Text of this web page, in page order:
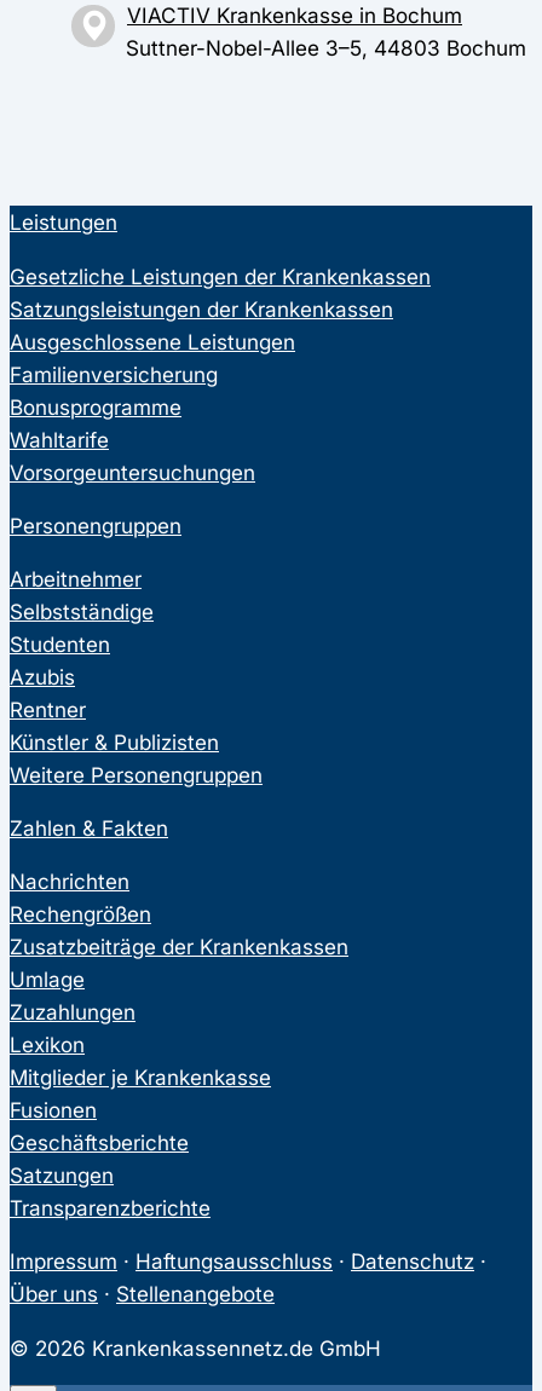
VIACTIV Krankenkasse in Bochum
Suttner-Nobel-Allee 3–5, 44803 Bochum
Leistungen
Gesetzliche Leistungen der Krankenkassen
Satzungsleistungen der Krankenkassen
Ausgeschlossene Leistungen
Familienversicherung
Bonusprogramme
Wahltarife
Vorsorgeuntersuchungen
Personengruppen
Arbeitnehmer
Selbstständige
Studenten
Azubis
Rentner
Künstler & Publizisten
Weitere Personengruppen
Zahlen & Fakten
Nachrichten
Rechengrößen
Zusatzbeiträge der Krankenkassen
Umlage
Zuzahlungen
Lexikon
Mitglieder je Krankenkasse
Fusionen
Geschäftsberichte
Satzungen
Transparenzberichte
Impressum · Haftungsausschluss · Datenschutz ·
Über uns · Stellenangebote
© 2026 Krankenkassennetz.de GmbH